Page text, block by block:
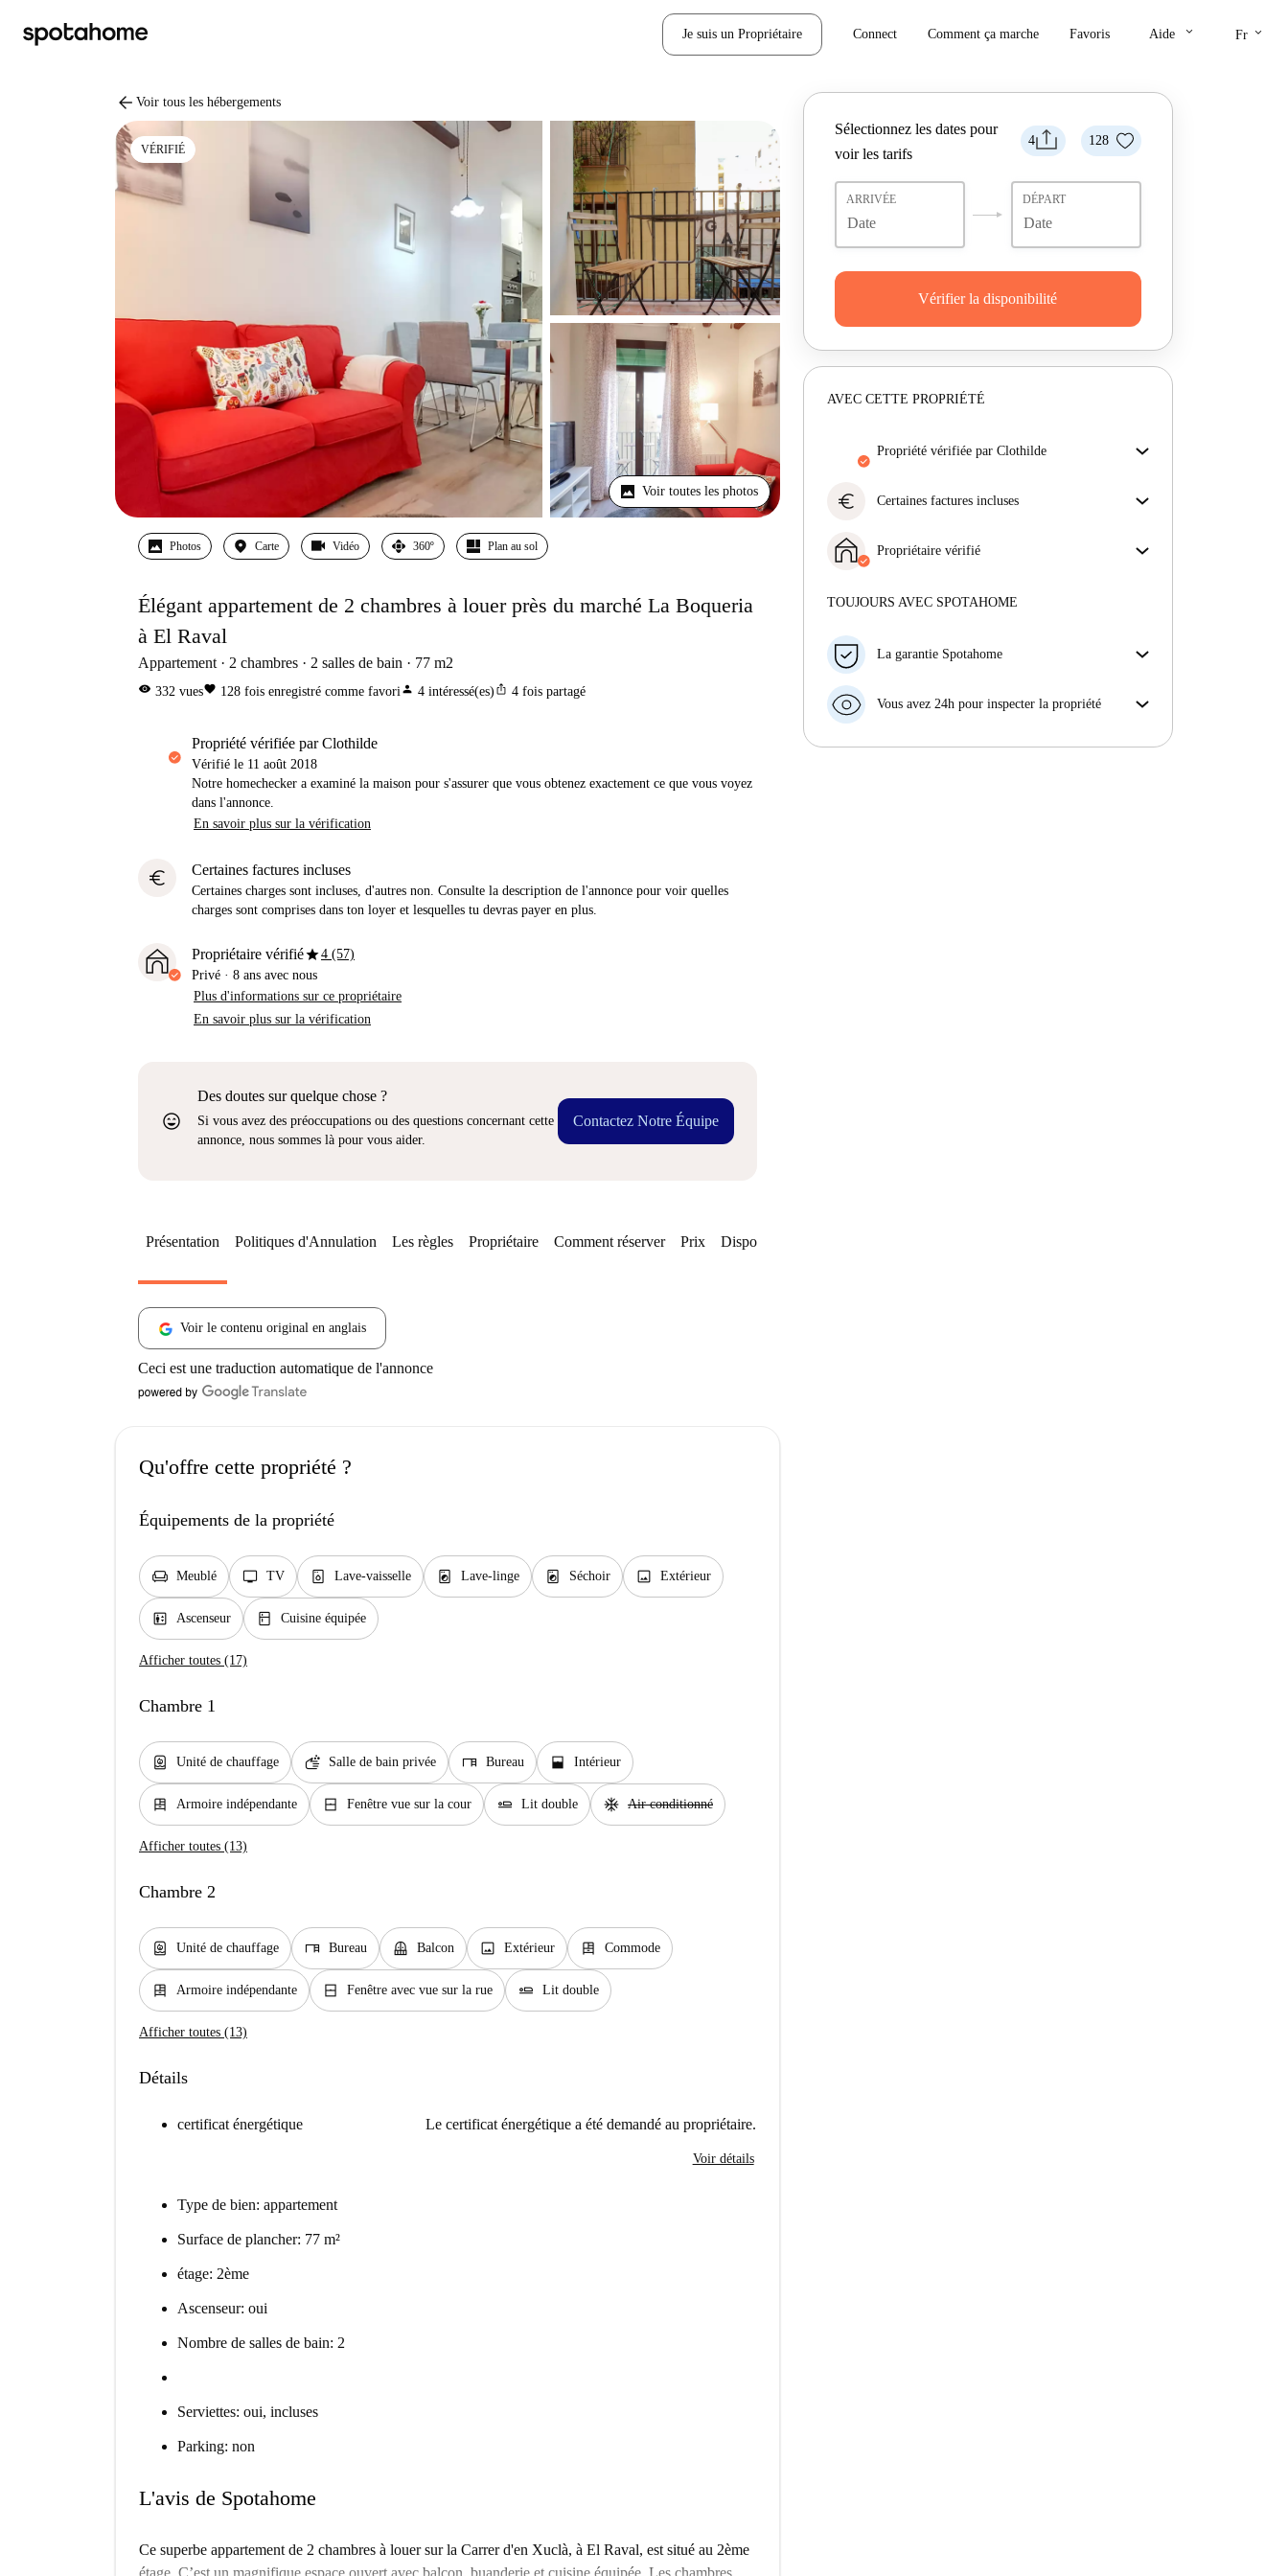
Je suis un Propriétaire Connect Comment ça marche Favoris Aide keyboard_arrow_down Fr keyboard_arrow_down
arrow_back Voir tous les hébergements
VÉRIFIÉ
Voir toutes les photos
Photos Carte Vidéo 360º Plan au sol
Élégant appartement de 2 chambres à louer près du marché La Boqueria
à El Raval
Appartement 2 chambres 2 salles de bain 77 m2
visibility 332 vuesfavorite 128 fois enregistré comme favoriperson 4 intéressé(es) ios_share 4 fois partagé
propriété vérifiée par Clothilde
Vérifié le 11 août 2018
Notre homechecker a examiné la maison pour s'assurer que vous obtenez exactement ce que vous voyez
dans l'annonce.
En savoir plus sur la vérification
euro Certaines factures incluses
Certaines charges sont incluses, d'autres non. Consulte la description de l'annonce pour voir quelles
charges sont comprises dans ton loyer et lesquelles tu devras payer en plus.
Propriétaire vérifiéstar4 (57)
Privé · 8 ans avec nous
Plus d'informations sur ce propriétaire
En savoir plus sur la vérification
sentiment_very_satisfied
Des doutes sur quelque chose ?
Si vous avez des préoccupations ou des questions concernant cette
annonce, nous sommes là pour vous aider.
Contactez Notre Équipe
4 128
Sélectionnez les dates pour
voir les tarifs
ARRIVÉE DÉPART
Vérifier la disponibilité
AVEC CETTE PROPRIÉTÉ
propriété vérifiée par Clothilde
s'assurer que vous obtenez exactement ce que vous
En savoir plus sur la vérification
euro Certaines factures incluses
Consulte la description de l'annonce pour voir
quelles charges sont comprises dans ton loyer et
Propriétaire vérifié
Plus d'informations sur ce propriétaire
TOUJOURS AVEC SPOTAHOME
La garantie Spotahome
préavis, nous allons soit (A) vous payer une chambre
soit (B) vous rembourser en totalité.
Vous avez 24h pour inspecter la propriété
Présentation Politiques d'Annulation Les règles Propriétaire Comment réserver Prix Disponibilités
Voir le contenu original en anglais
Ceci est une traduction automatique de l'annonce
Qu'offre cette propriété ?
Équipements de la propriété
chair Meublé tv TV dishwasher_gen Lave-vaisselle local_laundry_service Lave-linge local_laundry_service Séchoir image Extérieur
elevator Ascenseur kitchen Cuisine équipée
Afficher toutes (17)
Chambre 1
water_heater Unité de chauffage soap Salle de bain privée desk Bureau window_open Intérieur
dresser Armoire indépendante window_closed Fenêtre vue sur la cour airline_seat_flat Lit double ac_unit Air conditionné
Afficher toutes (13)
Chambre 2
water_heater Unité de chauffage desk Bureau balcony Balcon image Extérieur dresser Commode
dresser Armoire indépendante window_closed Fenêtre avec vue sur la rue airline_seat_flat Lit double
Afficher toutes (13)
Détails
certificat énergétique Le certificat énergétique a été demandé au propriétaire.
Voir détails
Type de bien: appartement
Surface de plancher: 77 m²
étage: 2ème
Ascenseur: oui
Nombre de salles de bain: 2
Serviettes: oui, incluses
Parking: non
L'avis de Spotahome
Ce superbe appartement de 2 chambres à louer sur la Carrer d'en Xuclà, à El Raval, est situé au 2ème
étage. C’est un magnifique espace ouvert avec balcon, buanderie et cuisine équipée. Les chambres